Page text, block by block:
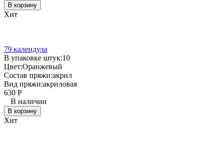
В корзину
Хит
79 календула
В упаковке штук:10
Цвет:Оранжевый
Состав пряжи:акрил
Вид пряжи:акриловая
630 Р
В наличии
В корзину
Хит